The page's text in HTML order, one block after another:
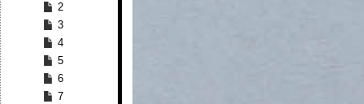
2
3
4
5
6
7